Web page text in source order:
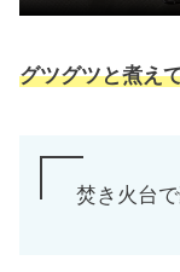
グツグツと煮え
焚き火台